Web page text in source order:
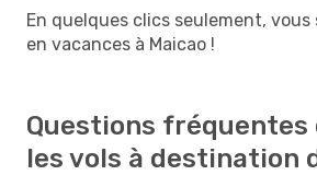
En quelques clics seulement,
en vacances à Maicao !
Questions
les vols à destination